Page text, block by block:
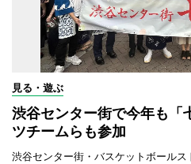
見る・遊ぶ
渋谷センター街で今年も
ツチームらも参加
渋谷センター街・バスケットボール